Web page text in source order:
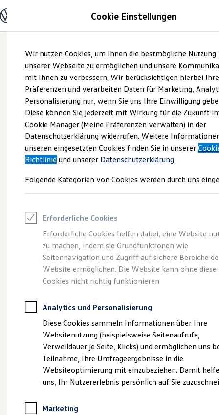
Hauptinhalt
springen
Footer
springen
Modelle und Konfigurator
Modelle vergleichen
Elektroautos
ENERGY Sondermodelle
Nutzfahrzeuge
SUV und CUV
Familienautos
Kombis
Kompaktwagen
Sportwagen
Schnell verfügbare Fahrzeuge
Angebote und Produkte
Aktuelle Angebote
E-Auto-Förderung
Volkswagen Marktplatz
Junge Gebrauchtwagen und Gebrauchtwagen
Saisonangebote
Leasing
Leasing-Angebote
Gebrauchtwagen Leasing
Junge Gebrauchtwagen-Leasing
Elektroauto Leasing
Kleinwagen-Leasing
Leasing ohne Anzahlung
Autokredit mit Schlussrate
Versicherungen und Garantien
Kfz-Versicherung
Restschuldversicherungen
Garantien
Wartungsverträge
Geschäftskunden
Professional Class bei Volkswagen
Großkunden
Behörden
Anpfiff zum Gewinn
Online-
Fahrzeugbewertung
und
Inzahlungnahme
Cookie Einstellungen
Wir nutzen Cookies, um Ihnen die bestmögliche Nutzung
unserer Webseite zu ermöglichen und unsere
mit Ihnen zu verbessern. Wir berücksichtigen hierbei Ihre
Präferenzen und verarbeiten Daten für Marketing,
Personalisierung nur, wenn Sie uns Ihre Einwilligung
Diese können Sie jederzeit mit Wirkung für die Zukunft
Cookie Manager (Meine Präferenzen verwalten) in der
Datenschutzerklärung widerrufen. Weitere
unseren eingesetzten Cookies finden Sie in unserer
Richtlinie und unserer Datenschutzerklärung.
Folgende Kategorien von Cookies werden durch uns
Erforderliche Cookies
Erforderliche Cookies helfen dabei, eine Website
zu machen, indem sie Grundfunktionen wie
Seitennavigation und Zugriff auf sichere Bereiche
Website ermöglichen. Die Website kann ohne diese
Cookies nicht richtig funktionieren.
Analytics und Personalisierung
Diese Cookies sammeln Informationen über Ihre
Websitenutzung (beispielsweise Seitenaufrufe,
Verweildauer je Seite, Klicks) und ermöglichen uns
Teilnahme, Ihre Umfrageergebnisse in die
Websiteoptimierung mit einzubeziehen. Damit
uns, Ihr Nutzererlebnis persönlich auf Sie
Marketing